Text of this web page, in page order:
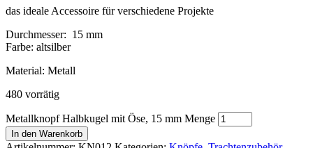
das ideale Accessoire für verschiedene Projekte
Durchmesser: 15 mm
Farbe: altsilber
Material: Metall
480 vorrätig
Metallknopf Halbkugel mit Öse, 15 mm Menge
In den Warenkorb